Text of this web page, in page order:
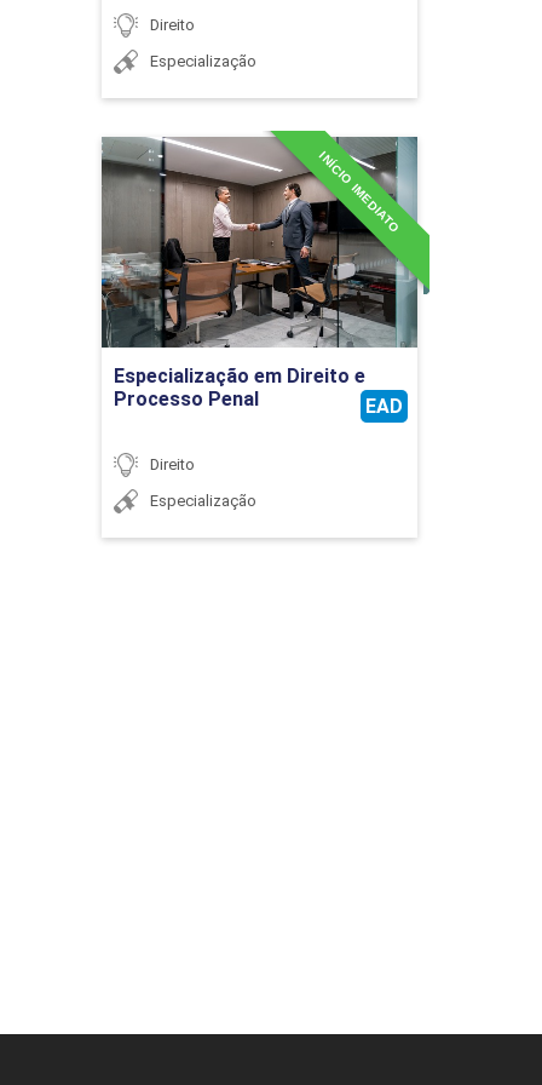
Direito
Especialização
Especialização em Direito e
Processo Penal
EAD
INÍCIO IMEDIATO
Direito
Especialização
Especialização em Direito e
Processo Penal
Detalhes do curso
Ir para Inscrição